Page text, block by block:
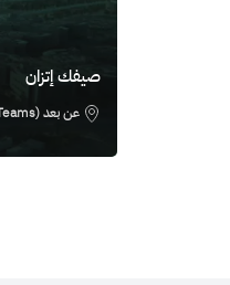
صيفك إتزان
عن بعد (MicrosoftTeams)